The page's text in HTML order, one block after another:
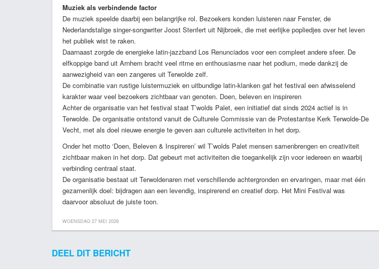
Muziek als verbindende factor
De muziek speelde daarbij een belangrijke rol. Bezoekers konden luisteren naar Fenster, de
Nederlandstalige singer-songwriter Joost Stenfert uit Nijbroek, die met eerlijke popliedjes over het leven
het publiek wist te raken.
Daarnaast zorgde de energieke latin-jazzband Los Renunciados voor een compleet andere sfeer. De
elfkoppige band uit Arnhem bracht veel ritme en enthousiasme naar het podium, mede dankzij de
aanwezigheid van een zangeres uit Terwolde zelf.
De combinatie van rustige luistermuziek en uitbundige latin-klanken gaf het festival een afwisselend
karakter waar veel bezoekers zichtbaar van genoten. Doen, beleven en inspireren
Achter de organisatie van het festival staat T’wolds Palet, een initiatief dat sinds 2024 actief is in
Terwolde. De organisatie ontstond vanuit de Culturele Commissie van de Protestantse Kerk Terwolde-De
Vecht, met als doel nieuwe energie te geven aan culturele activiteiten in het dorp.
Onder het motto ‘Doen, Beleven & Inspireren’ wil T’wolds Palet mensen samenbrengen en creativiteit
zichtbaar maken in het dorp. Dat gebeurt met activiteiten die toegankelijk zijn voor iedereen en waarbij
verbinding centraal staat.
De organisatie bestaat uit Terwoldenaren met verschillende achtergronden en ervaringen, maar met één
gezamenlijk doel: bijdragen aan een levendig, inspirerend en creatief dorp. Het Mini Festival was
daarvoor absoluut de juiste toon.
WOENSDAG 27 MEI 2026
DEEL DIT BERICHT